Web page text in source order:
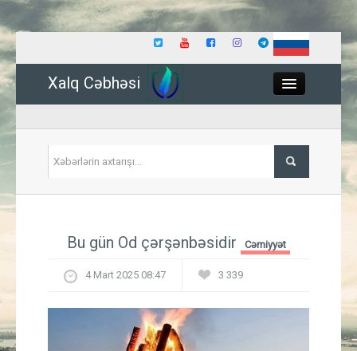
Xalq Cəbhəsi
İqtisadiyyat
Bu gün Od çərşənbəsidir Cəmiyyət
4 Mart 2025 08:47 3 339